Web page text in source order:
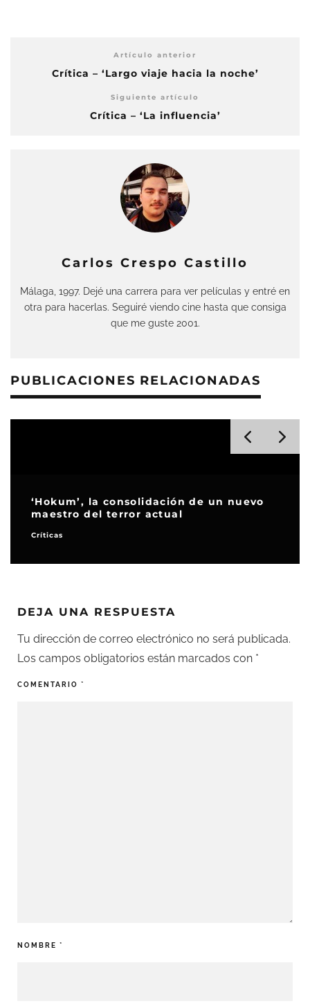
Artículo anterior
Crítica – ‘Largo viaje hacia la noche’
Siguiente artículo
Crítica – ‘La influencia’
Carlos Crespo Castillo
Málaga, 1997. Dejé una carrera para ver películas y entré en
otra para hacerlas. Seguiré viendo cine hasta que consiga
que me guste 2001.
PUBLICACIONES RELACIONADAS
‘Hokum’, la consolidación de un nuevo
maestro del terror actual
Críticas
DEJA UNA RESPUESTA
Tu dirección de correo electrónico no será publicada.
Los campos obligatorios están marcados con *
COMENTARIO *
NOMBRE *